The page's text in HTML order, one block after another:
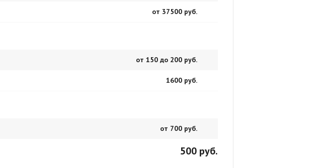
от 37500 руб.
от 150 до 200 руб.
1600 руб.
от 700 руб.
500 руб.